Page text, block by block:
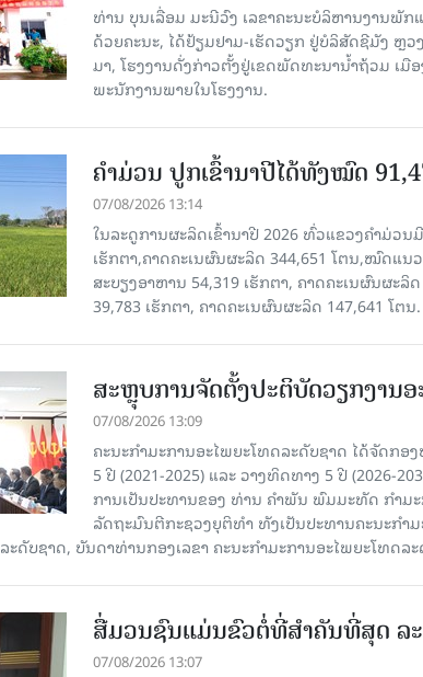
ທ່ານ ບຸນເລື່ອມ ມະນີວົງ ເລ​ຂາ​ຄະ​ນະ​ບໍ​ລິ​ຫານ​ງານ​ພັ
ດ້ວຍຄະນະ, ໄດ້ຢ້ຽມຢາມ-ເຮັດວຽກ ຢູ່ບໍລິສັດຊີມັງ ຫຼ
ມາ, ໂຮງ​ງານ​ດັ່ງ​ກ່າວຕັ້ງຢູ່ເຂດພັດທະນານ້ຳຖ້ວມ ເ
ພະນັກງານພາຍໃນໂຮງງານ.
ຄໍາມ່ວນ ປູກເຂົ້ານາປີໄດ້ທັງໝົດ
07/08/2026 13:14
ໃນລະດູການຜະລິດເຂົ້ານາປີ 2026 ທົ່ວແຂວງຄໍາມ່ວ
ເຮັກຕາ,ຄາດຄະເນຜົນຜະລິດ 344,651 ໂຕນ,ໝົດແ
ສະບຽງອາຫານ 54,319 ເຮັກຕາ, ຄາດຄະເນຜົນຜະ
39,783 ເຮັກຕາ, ຄາດຄະເນຜົນຜະລິດ 147,641 ໂຕນ.
ສະຫຼຸບການຈັດຕັ້ງປະຕິບັດວຽກງານອ
07/08/2026 13:09
ຄະນະກຳມະການອະໄພຍະໂທດລະດັບຊາດ ໄດ້ຈັດກ
5 ປີ (2021-2025) ແລະ ວາງທິດທາງ 5 ປີ (2026-
ການເປັນປະທານຂອງ ທ່ານ ຄໍາພັນ ພົມມະທັດ ກຳມ
ລັດຖະມົນຕີກະຊວງຍຸຕິທຳ ທັງເປັນປະທານຄະນະກຳ
ະດັບຊາດ, ບັນດາທ່ານກອງເລຂາ ຄະນະກຳມະການອະໄພຍະໂທດ
ສື່ມວນຊົນແມ່ນຂົວຕໍ່ທີ່ສໍາຄັນທີ່ສຸດ ລ
07/08/2026 13:07